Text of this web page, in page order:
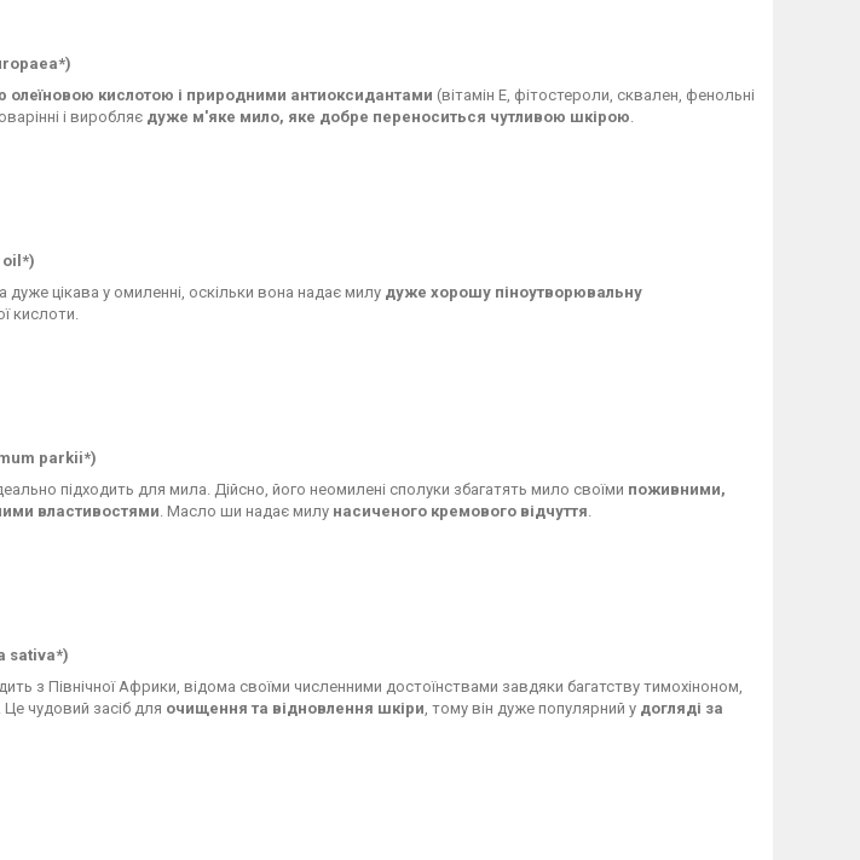
кислотою і природними антиоксидантами (вітамін Е, фітостероли, сквален, фенольні
і виробляє дуже м'яке мило, яке добре переноситься чутливою шкірою.
oil*)
дуже цікава у омиленні, оскільки вона надає милу дуже хорошу піноутворювальну
кислоти.
parkii*)
підходить для мила. Дійсно, його неомилені сполуки збагатять мило своїми поживними,
властивостями. Масло ши надає милу насиченого кремового відчуття.
sativa*)
з Північної Африки, відома своїми численними достоїнствами завдяки багатству тимохіноном,
чудовий засіб для очищення та відновлення шкіри, тому він дуже популярний у догляді за